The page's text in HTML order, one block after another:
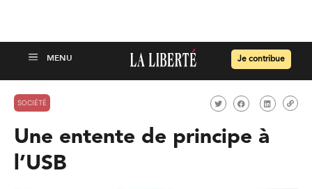
Je contribue
SOCIÉTÉ
Une entente de principe à
l’USB